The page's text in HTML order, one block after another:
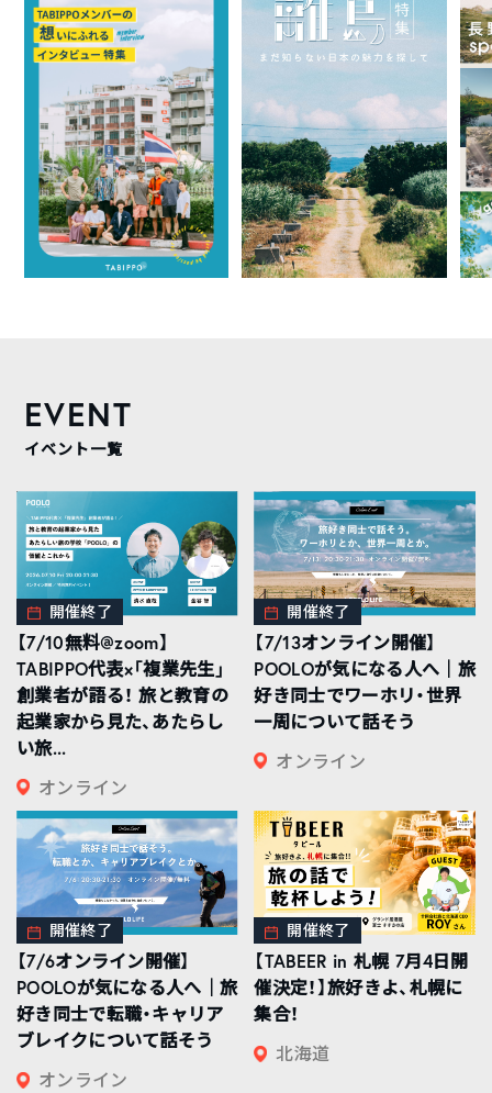
EVENT
イベント一覧
開催終了
【7/10無料@zoom】
TABIPPO代表×「複業先生」
創業者が語る！ 旅と教育の
起業家から見た、あたらし
い旅...
オンライン
開催終了
【7/13オンライン開催】
POOLOが気になる人へ｜旅
好き同士でワーホリ・世界
一周について話そう
オンライン
開催終了
【7/6オンライン開催】
POOLOが気になる人へ｜旅
好き同士で転職・キャリア
ブレイクについて話そう
オンライン
開催終了
【TABEER in 札幌 7月4日開
催決定！】旅好きよ、札幌に
集合！
北海道